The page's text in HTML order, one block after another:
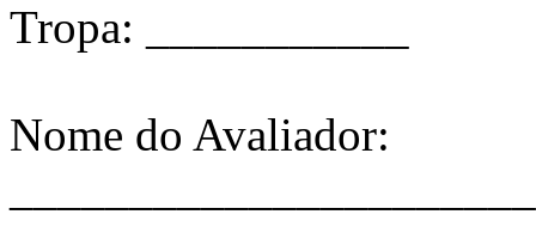
Tropa: ___________
Nome do Avaliador: